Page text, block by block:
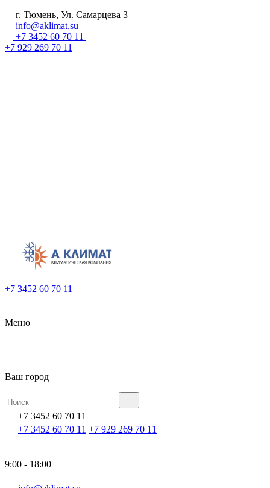
г. Тюмень, Ул. Самарцева 3
info@aklimat.su
+7 3452 60 70 11
+7 929 269 70 11
+7 3452 60 70 11
Меню
Ваш город
+7 3452 60 70 11
+7 3452 60 70 11 +7 929 269 70 11
9:00 - 18:00